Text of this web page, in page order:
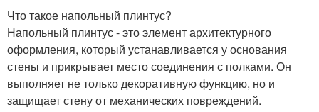
Что такое напольный плинтус?
Напольный плинтус - это элемент архитектурного
оформления, который устанавливается у основания
стены и прикрывает место соединения с полками. Он
выполняет не только декоративную функцию, но и
защищает стену от механических повреждений.